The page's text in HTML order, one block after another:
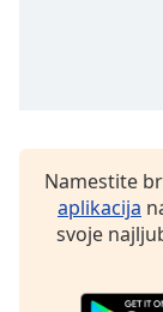
OpacityNamestite
aplikacija
svoje